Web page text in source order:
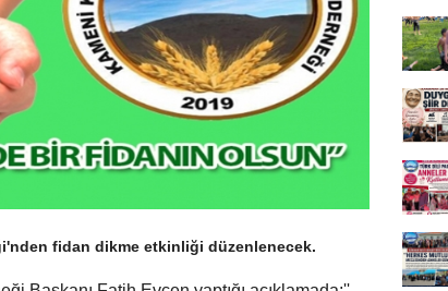
fidan dikme etkinliği düzenlenecek.